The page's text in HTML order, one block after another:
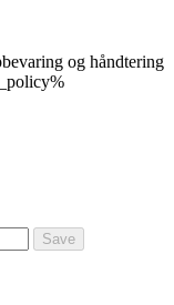
og håndtering